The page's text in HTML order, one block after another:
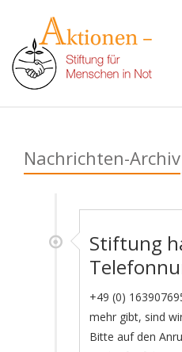
Nachrichten-Archiv
Stiftung
+49 (0)
mehr gibt, sind
Bitte auf den